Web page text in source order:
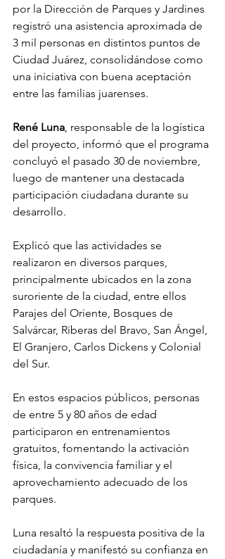
por la Dirección de Parques y Jardines
registró una asistencia aproximada de
3 mil personas en distintos puntos de
Ciudad Juárez, consolidándose como
una iniciativa con buena aceptación
entre las familias juarenses.
René Luna, responsable de la logística
del proyecto, informó que el programa
concluyó el pasado 30 de noviembre,
luego de mantener una destacada
participación ciudadana durante su
desarrollo.
Explicó que las actividades se
realizaron en diversos parques,
principalmente ubicados en la zona
suroriente de la ciudad, entre ellos
Parajes del Oriente, Bosques de
Salvárcar, Riberas del Bravo, San Ángel,
El Granjero, Carlos Dickens y Colonial
del Sur.
En estos espacios públicos, personas
de entre 5 y 80 años de edad
participaron en entrenamientos
gratuitos, fomentando la activación
física, la convivencia familiar y el
aprovechamiento adecuado de los
parques.
Luna resaltó la respuesta positiva de la
ciudadanía y manifestó su confianza en